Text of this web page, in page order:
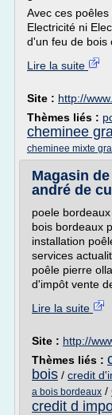
Avec ces
Electricité ni
d'un feu de bois
Lire la suite
Site : http://
Thèmes liés :
cheminee
cheminee mixte
Magasin
andré de
poele
bois bordeaux
installation
services
poêle pierre
d'impôt vente
Lire la suite
Site : http://
Thèmes liés :
bois / credit
a bois bordeaux /
credit d